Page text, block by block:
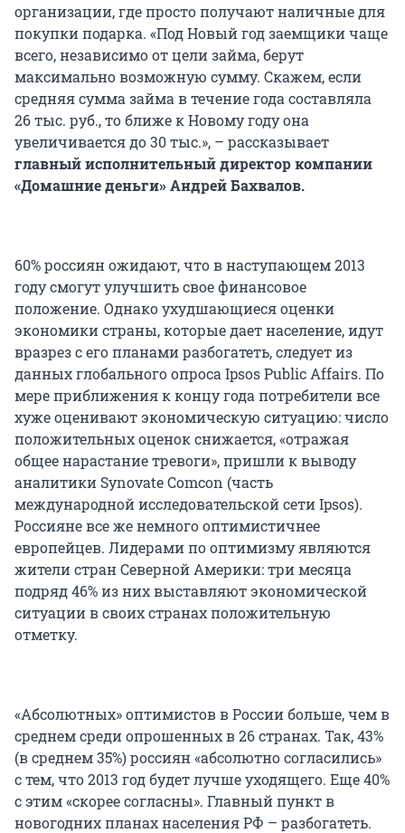
организации, где просто получают наличные для
покупки подарка. «Под Новый год заемщики чаще
всего, независимо от цели займа, берут
максимально возможную сумму. Скажем, если
средняя сумма займа в течение года составляла
26 тыс. руб., то ближе к Новому году она
увеличивается до 30 тыс.», – рассказывает
главный исполнительный директор компании
«Домашние деньги» Андрей Бахвалов.
60% россиян ожидают, что в наступающем 2013
году смогут улучшить свое финансовое
положение. Однако ухудшающиеся оценки
экономики страны, которые дает население, идут
вразрез с его планами разбогатеть, следует из
данных глобального опроса Ipsos Public Affairs. По
мере приближения к концу года потребители все
хуже оценивают экономическую ситуацию: число
положительных оценок снижается, «отражая
общее нарастание тревоги», пришли к выводу
аналитики Synovate Comcon (часть
международной исследовательской сети Ipsos).
Россияне все же немного оптимистичнее
европейцев. Лидерами по оптимизму являются
жители стран Северной Америки: три месяца
подряд 46% из них выставляют экономической
ситуации в своих странах положительную
отметку.
«Абсолютных» оптимистов в России больше, чем в
среднем среди опрошенных в 26 странах. Так, 43%
(в среднем 35%) россиян «абсолютно согласились»
с тем, что 2013 год будет лучше уходящего. Еще 40%
с этим «скорее согласны». Главный пункт в
новогодних планах населения РФ – разбогатеть.